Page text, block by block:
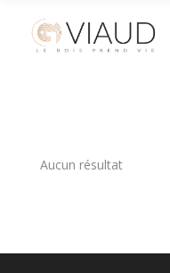
Aucun résultat